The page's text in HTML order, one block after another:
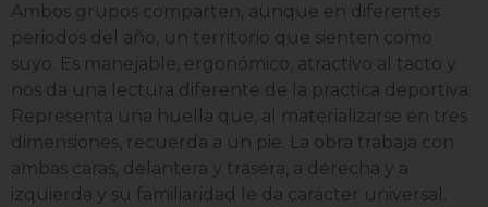
Ambos grupos comparten, aunque en diferentes
periodos del año, un territorio que sienten como
suyo. Es manejable, ergonómico, atractivo al tacto y
nos da una lectura diferente de la practica deportiva.
Representa una huella que, al materializarse en tres
dimensiones, recuerda a un pie. La obra trabaja con
ambas caras, delantera y trasera, a derecha y a
izquierda y su familiaridad le da carácter universal.